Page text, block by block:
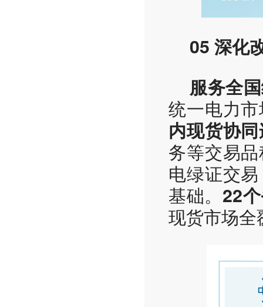
05 深化
服务全
统一电力
内现货协
务等交易
电绿证交
基础。 22
现货市场全